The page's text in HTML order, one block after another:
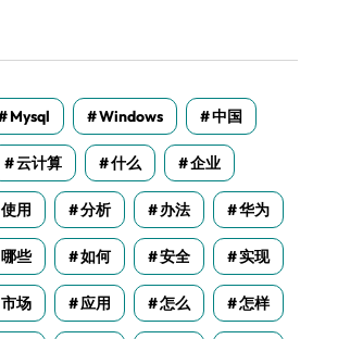
Mysql Windows 中国
云计算 什么 企业
使用 分析 办法 华为
哪些 如何 安全 实现
市场 应用 怎么 怎样